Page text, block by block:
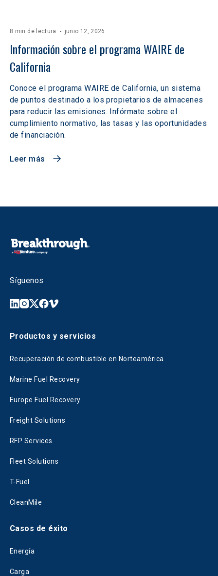
8 min de lectura junio 12, 2026
Información sobre el programa WAIRE de
California
Conoce el programa WAIRE de California, un sistema
de puntos destinado a los propietarios de almacenes
para reducir las emisiones. Infórmate sobre el
cumplimiento normativo, las tasas y las oportunidades
de financiación.
Leer más
Síguenos
Productos y servicios
Recuperación de combustible en Norteamérica
Marine Fuel Recovery
Europe Fuel Recovery
Freight Solutions
RFP Services
Fleet Solutions
T-Fuel
CleanMile
Casos de éxito
Energía
Carga